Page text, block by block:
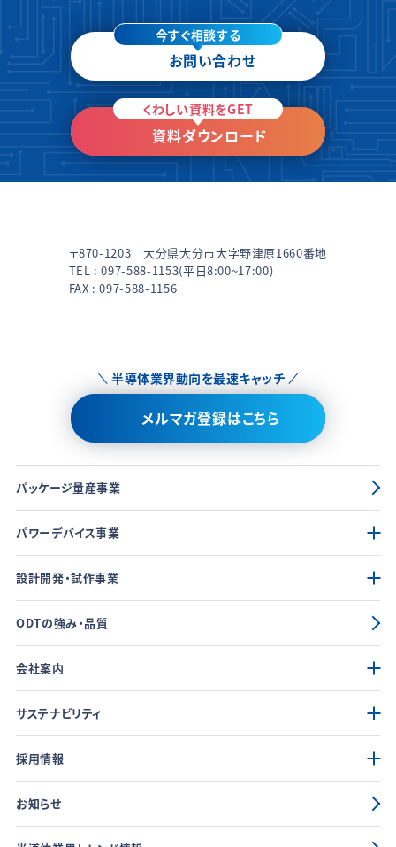
今すぐ相談する
お問い合わせ
くわしい資料をGET
資料ダウンロード
〒870-1203 大分県大分市大字野津原1660番地
TEL :097-588-1153(平日8:00~17:00)
FAX : 097-588-1156
半導体業界動向を最速キャッチ
メルマガ登録はこちら
パッケージ量産事業
パワーデバイス事業
設計開発・試作事業
ODTの強み・品質
会社案内
サステナビリティ
採用情報
お知らせ